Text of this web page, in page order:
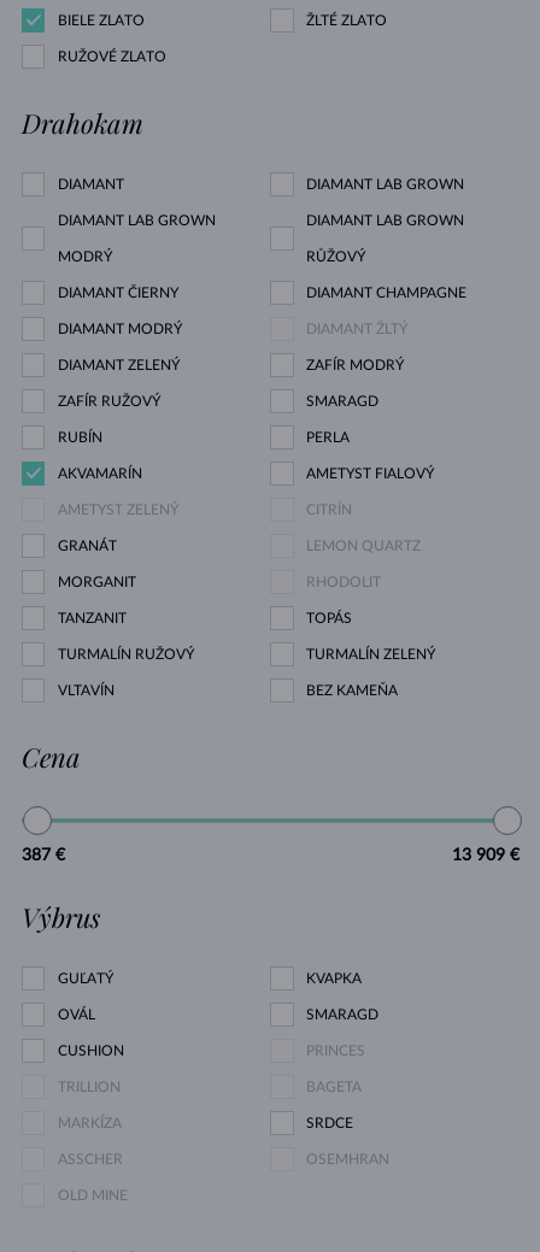
BIELE ZLATO ŽLTÉ ZLATO
RUŽOVÉ ZLATO
Drahokam
DIAMANT DIAMANT LAB GROWN
DIAMANT LAB GROWN
MODRÝ
DIAMANT LAB GROWN
RŮŽOVÝ
DIAMANT ČIERNY DIAMANT CHAMPAGNE
DIAMANT MODRÝ DIAMANT ŽLTÝ
DIAMANT ZELENÝ ZAFÍR MODRÝ
ZAFÍR RUŽOVÝ SMARAGD
RUBÍN PERLA
AKVAMARÍN AMETYST FIALOVÝ
AMETYST ZELENÝ CITRÍN
GRANÁT LEMON QUARTZ
MORGANIT RHODOLIT
TANZANIT TOPÁS
TURMALÍN RUŽOVÝ TURMALÍN ZELENÝ
VLTAVÍN BEZ KAMEŇA
Cena
387 € 13 909 €
Výbrus
GUĽATÝ KVAPKA
OVÁL SMARAGD
CUSHION PRINCES
TRILLION BAGETA
MARKÍZA SRDCE
ASSCHER OSEMHRAN
OLD MINE